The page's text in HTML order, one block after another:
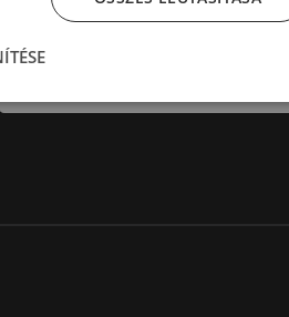
Hírlevél